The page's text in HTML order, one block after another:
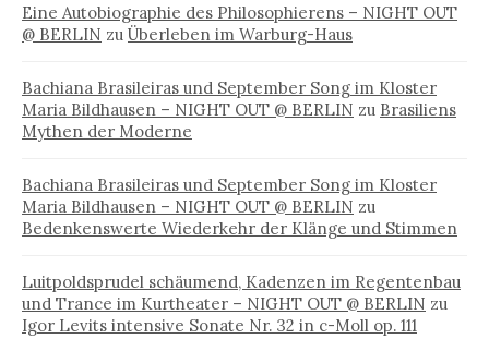
Eine Autobiographie des Philosophierens – NIGHT OUT
@ BERLIN zu Überleben im Warburg-Haus
Bachiana Brasileiras und September Song im Kloster
Maria Bildhausen – NIGHT OUT @ BERLIN zu Brasiliens
Mythen der Moderne
Bachiana Brasileiras und September Song im Kloster
Maria Bildhausen – NIGHT OUT @ BERLIN zu
Bedenkenswerte Wiederkehr der Klänge und Stimmen
Luitpoldsprudel schäumend, Kadenzen im Regentenbau
und Trance im Kurtheater – NIGHT OUT @ BERLIN zu
Igor Levits intensive Sonate Nr. 32 in c-Moll op. 111